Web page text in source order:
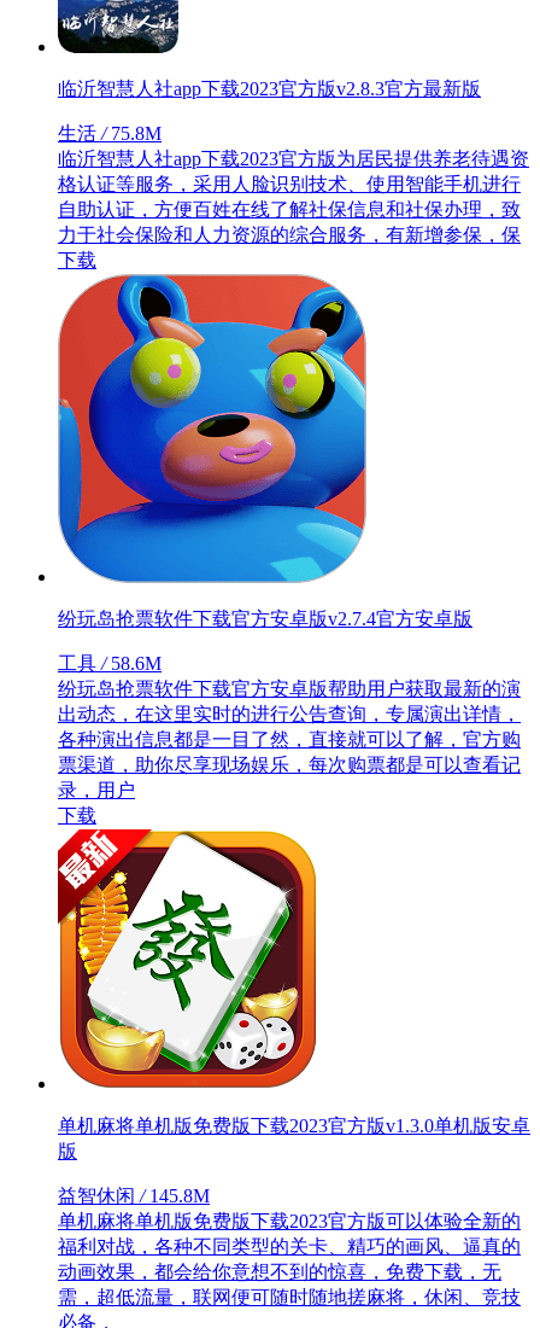
临沂智慧人社app下载2023官方版v2.8.3官方最新版
生活 /75.8M
临沂智慧人社app下载2023官方版为居民提供养老待遇资
格认证等服务，采用人脸识别技术、使用智能手机进行
自助认证，方便百姓在线了解社保信息和社保办理，致
力于社会保险和人力资源的综合服务，有新增参保，保
下载
纷玩岛抢票软件下载官方安卓版v2.7.4官方安卓版
工具 /58.6M
纷玩岛抢票软件下载官方安卓版帮助用户获取最新的演
出动态，在这里实时的进行公告查询，专属演出详情，
各种演出信息都是一目了然，直接就可以了解，官方购
票渠道，助你尽享现场娱乐，每次购票都是可以查看记
录，用户
下载
单机麻将单机版免费版下载2023官方版v1.3.0单机版安卓
版
益智休闲 /145.8M
单机麻将单机版免费版下载2023官方版可以体验全新的
福利对战，各种不同类型的关卡、精巧的画风、逼真的
动画效果，都会给你意想不到的惊喜，免费下载，无
需，超低流量，联网便可随时随地搓麻将，休闲、竞技
必备，